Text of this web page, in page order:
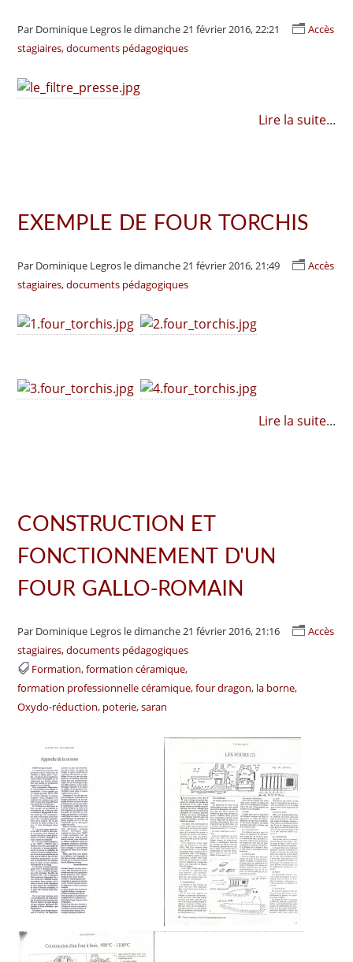
Par Dominique Legros le dimanche 21 février 2016, 22:21
Accès
stagiaires, documents pédagogiques
Lire la suite...
EXEMPLE DE FOUR TORCHIS
Par Dominique Legros le dimanche 21 février 2016, 21:49
Accès
stagiaires, documents pédagogiques
Lire la suite...
CONSTRUCTION ET
FONCTIONNEMENT D'UN
FOUR GALLO-ROMAIN
Par Dominique Legros le dimanche 21 février 2016, 21:16
Accès
stagiaires, documents pédagogiques
Formation formation céramique
formation professionnelle céramique four dragon la borne
Oxydo-réduction poterie saran